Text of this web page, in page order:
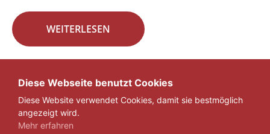
WEITERLESEN
1 2 3 ... 29 »
Diese Webseite benutzt Cookies
Diese Website verwendet Cookies, damit sie bestmöglich
angezeigt wird.
Mehr erfahren